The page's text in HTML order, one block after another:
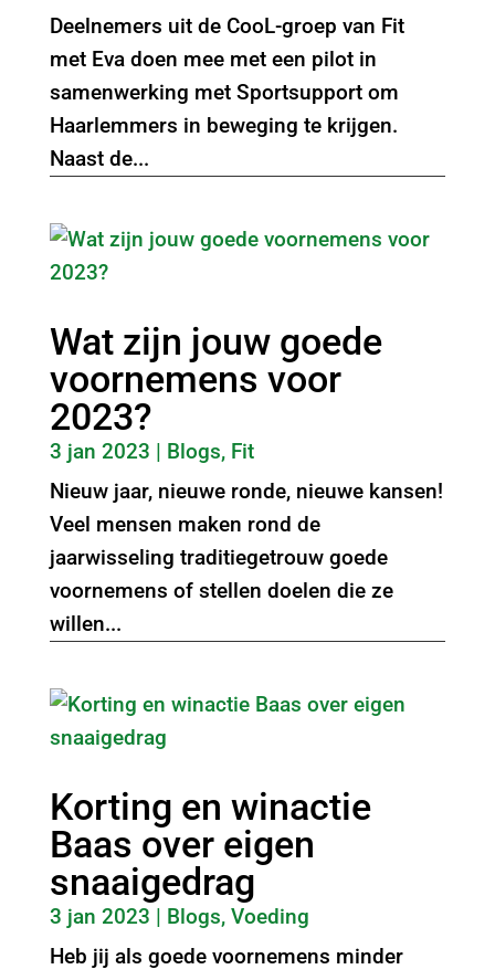
Deelnemers uit de CooL-groep van Fit
met Eva doen mee met een pilot in
samenwerking met Sportsupport om
Haarlemmers in beweging te krijgen.
Naast de...
Wat zijn jouw goede
voornemens voor
2023?
3 jan 2023 | Blogs, Fit
Nieuw jaar, nieuwe ronde, nieuwe kansen!
Veel mensen maken rond de
jaarwisseling traditiegetrouw goede
voornemens of stellen doelen die ze
willen...
Korting en winactie
Baas over eigen
snaaigedrag
3 jan 2023 | Blogs, Voeding
Heb jij als goede voornemens minder